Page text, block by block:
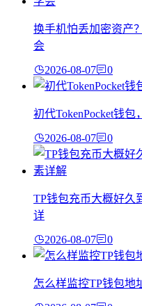
换手机怕丢加密资产
会
2026-08-07 0
初代TokenPocket钱包
2026-08-07 0
TP钱包充币大概好久
详
2026-08-07 0
怎么样监控TP钱包地